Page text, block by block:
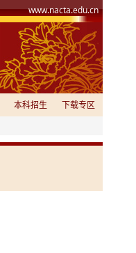
www.nacta.edu.cn
本科招生
下载专区